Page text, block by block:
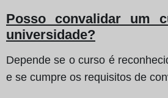
Posso convalidar um
universidade?
Depende se o curso é
e se cumpre os requisitos de